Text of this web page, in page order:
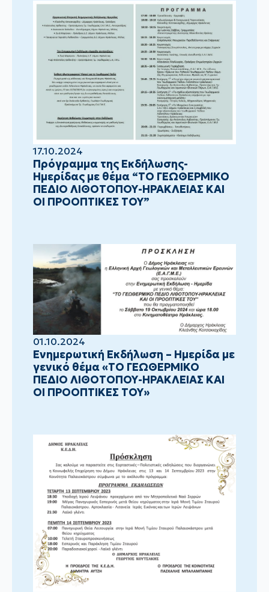
17.10.2024
Πρόγραμμα της Εκδήλωσης-
Ημερίδας με θέμα “ΤΟ ΓΕΩΘΕΡΜΙΚΟ
ΠΕΔΙΟ ΛΙΘΟΤΟΠΟΥ-ΗΡΑΚΛΕΙΑΣ ΚΑΙ
ΟΙ ΠΡΟΟΠΤΙΚΕΣ ΤΟΥ”
01.10.2024
Ενημερωτική Εκδήλωση – Ημερίδα με
γενικό θέμα «ΤΟ ΓΕΩΘΕΡΜΙΚΟ
ΠΕΔΙΟ ΛΙΘΟΤΟΠΟΥ-ΗΡΑΚΛΕΙΑΣ ΚΑΙ
ΟΙ ΠΡΟΟΠΤΙΚΕΣ ΤΟΥ»